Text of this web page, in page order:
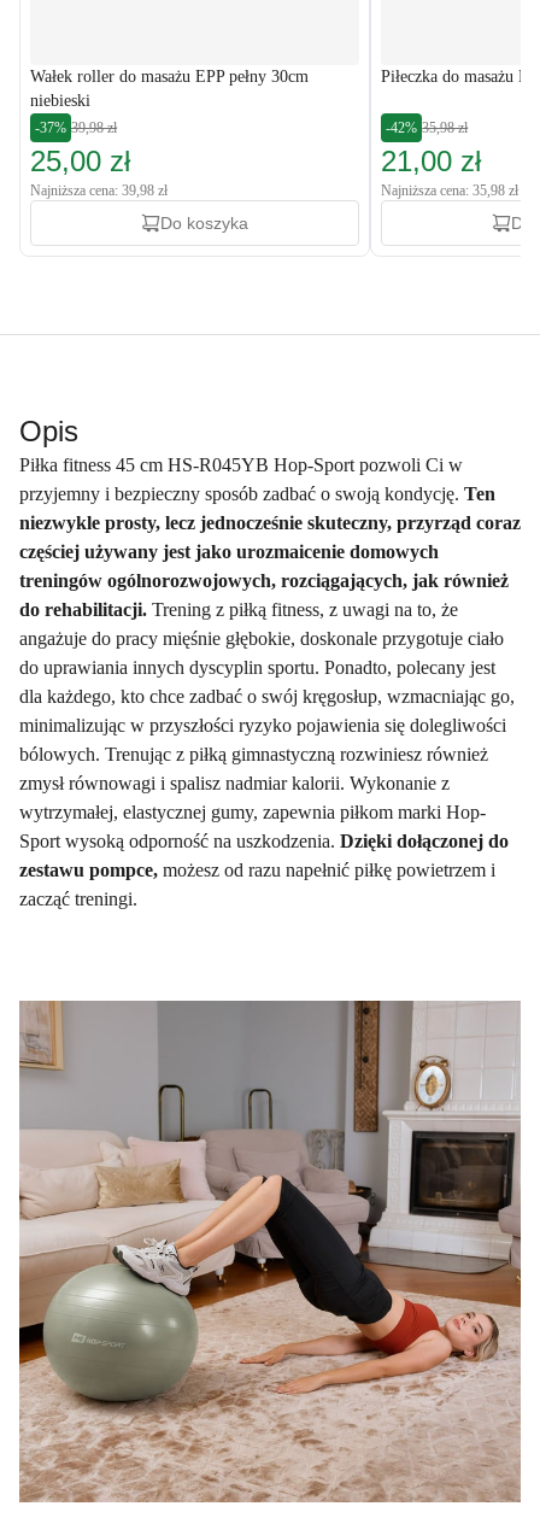
Wałek roller do masażu EPP pełny 30cm
niebieski
-37% 39,98 zł
25,00 zł
Najniższa cena: 39,98 zł
Do koszyka
Piłeczka do masażu
-42% 35,98 zł
21,00 zł
Najniższa cena: 35,98 zł
Do
Opis
Piłka fitness 45 cm HS-R045YB Hop-Sport pozwoli Ci w
przyjemny i bezpieczny sposób zadbać o swoją kondycję. Ten
niezwykle prosty, lecz jednocześnie skuteczny, przyrząd coraz
częściej używany jest jako urozmaicenie domowych
treningów ogólnorozwojowych, rozciągających, jak również
do rehabilitacji. Trening z piłką fitness, z uwagi na to, że
angażuje do pracy mięśnie głębokie, doskonale przygotuje ciało
do uprawiania innych dyscyplin sportu. Ponadto, polecany jest
dla każdego, kto chce zadbać o swój kręgosłup, wzmacniając go,
minimalizując w przyszłości ryzyko pojawienia się dolegliwości
bólowych. Trenując z piłką gimnastyczną rozwiniesz również
zmysł równowagi i spalisz nadmiar kalorii. Wykonanie z
wytrzymałej, elastycznej gumy, zapewnia piłkom marki Hop-
Sport wysoką odporność na uszkodzenia. Dzięki dołączonej do
zestawu pompce, możesz od razu napełnić piłkę powietrzem i
zacząć treningi.